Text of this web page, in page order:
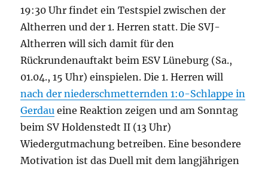
19:30 Uhr findet ein Testspiel zwischen der
Altherren und der 1. Herren statt. Die SVJ-
Altherren will sich damit für den
Rückrundenauftakt beim ESV Lüneburg (Sa.,
01.04., 15 Uhr) einspielen. Die 1. Herren will
nach der niederschmetternden 1:0-Schlappe in
Gerdau eine Reaktion zeigen und am Sonntag
beim SV Holdenstedt II (13 Uhr)
Wiedergutmachung betreiben. Eine besondere
Motivation ist das Duell mit dem langjährigen